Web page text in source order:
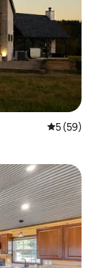
5 (59)